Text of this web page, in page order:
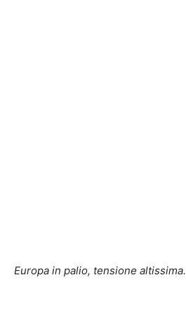
Europa in palio, tensione altissima.